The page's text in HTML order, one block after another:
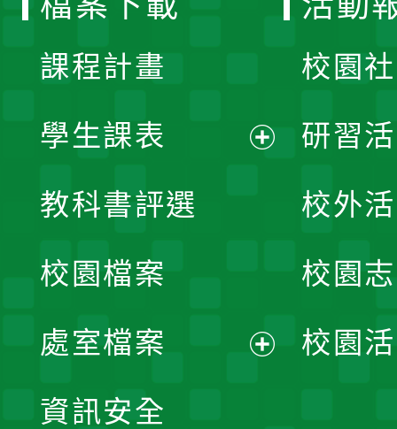
課程計畫
學生課表
單
教科書評選
校園檔案
處室檔案
資訊安全
校園
研習
校外
校園
校園